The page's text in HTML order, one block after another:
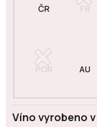
Víno vyrobeno v